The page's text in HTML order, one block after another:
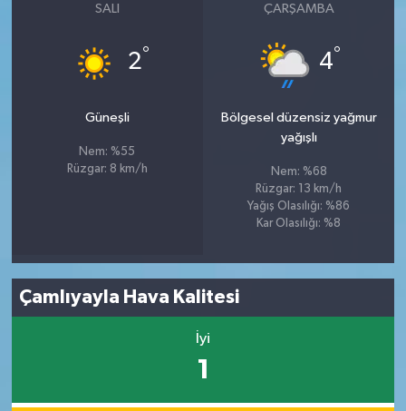
SALI
2°
Güneşli
Nem: %55
Rüzgar: 8 km/h
ÇARŞAMBA
4°
Bölgesel düzensiz yağmur
yağışlı
Nem: %68
Rüzgar: 13 km/h
Yağış Olasılığı: %86
Kar Olasılığı: %8
Çamlıyayla Hava Kalitesi
İyi
1